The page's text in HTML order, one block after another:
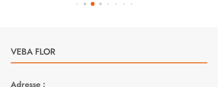
VEBA FLOR
Adresse :